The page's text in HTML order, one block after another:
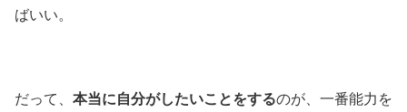
ばいい。
だって、 本当に自分がしたいことをするのが、一番能力を